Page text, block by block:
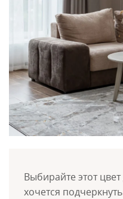
Выбирайте этот
хочется